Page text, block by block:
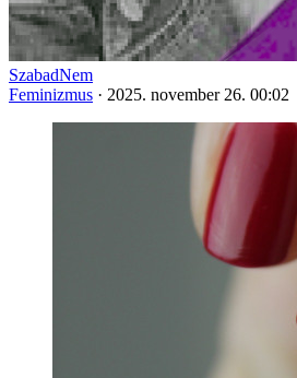
SzabadNem
Feminizmus · 2025. november 26. 00:02